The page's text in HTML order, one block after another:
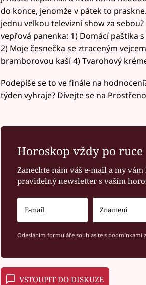
do konce, jenomže v pátek to
jednu velkou televizní show za
vepřová panenka: 1) Domácí paštika
2) Moje česnečka se ztraceným
bramborovou kaší 4) Tvarohový
Podepíše se to ve finále na
týden vyhraje? Dívejte se na
Horoskop vždy po ruce
Zanechte nám váš e-mail a my
pravidelný newsletter s vaším
Odesláním formuláře souhlasíte s podmínkami
VSTOUPIT DO DISKUZE